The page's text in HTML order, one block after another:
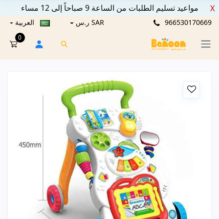
مواعيد تسليم الطلبات من الساعة 9 صباحاً إلى 12 مساء X
966530170669 SAR ر.س العربية
0